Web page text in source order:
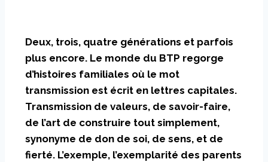
Deux, trois, quatre générations et parfois
plus encore. Le monde du BTP regorge
d’histoires familiales où le mot
transmission est écrit en lettres capitales.
Transmission de valeurs, de savoir-faire,
de l’art de construire tout simplement,
synonyme de don de soi, de sens, et de
fierté. L’exemple, l’exemplarité des parents